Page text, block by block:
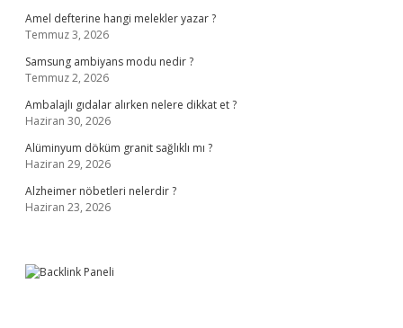
Amel defterine hangi melekler yazar ?
Temmuz 3, 2026
Samsung ambiyans modu nedir ?
Temmuz 2, 2026
Ambalajlı gıdalar alırken nelere dikkat et ?
Haziran 30, 2026
Alüminyum döküm granit sağlıklı mı ?
Haziran 29, 2026
Alzheimer nöbetleri nelerdir ?
Haziran 23, 2026